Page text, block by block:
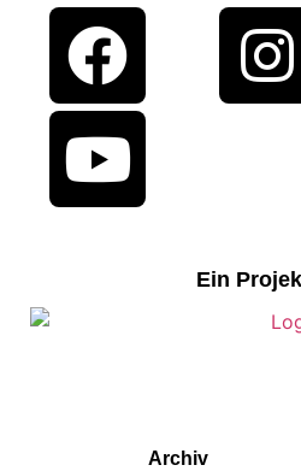
Ein
Archiv